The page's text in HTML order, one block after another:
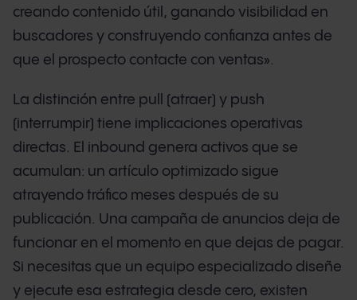
creando contenido útil, ganando visibilidad en
buscadores y construyendo confianza antes de
que el prospecto contacte con ventas».
La distinción entre pull (atraer) y push
(interrumpir) tiene implicaciones operativas
directas. El inbound genera activos que se
acumulan: un artículo optimizado sigue
atrayendo tráfico meses después de su
publicación. Una campaña de anuncios deja de
funcionar en el momento en que dejas de pagar.
Si necesitas que un equipo especializado diseñe
y ejecute esa estrategia desde cero, existen